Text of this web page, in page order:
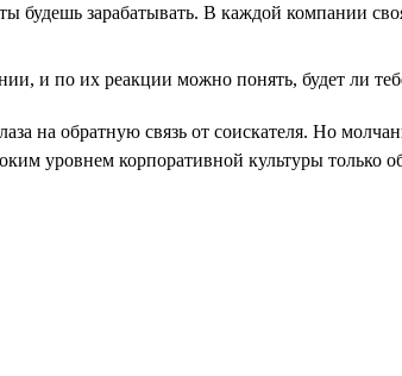
будешь зарабатывать. В каждой компании
и по их реакции можно понять, будет ли
на обратную связь от соискателя. Но
уровнем корпоративной культуры только